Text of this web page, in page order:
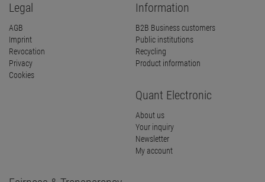
Legal
AGB
Imprint
Revocation
Privacy
Cookies
Information
B2B Business customers
Public institutions
Recycling
Product information
Quant Electronic
About us
Your inquiry
Newsletter
My account